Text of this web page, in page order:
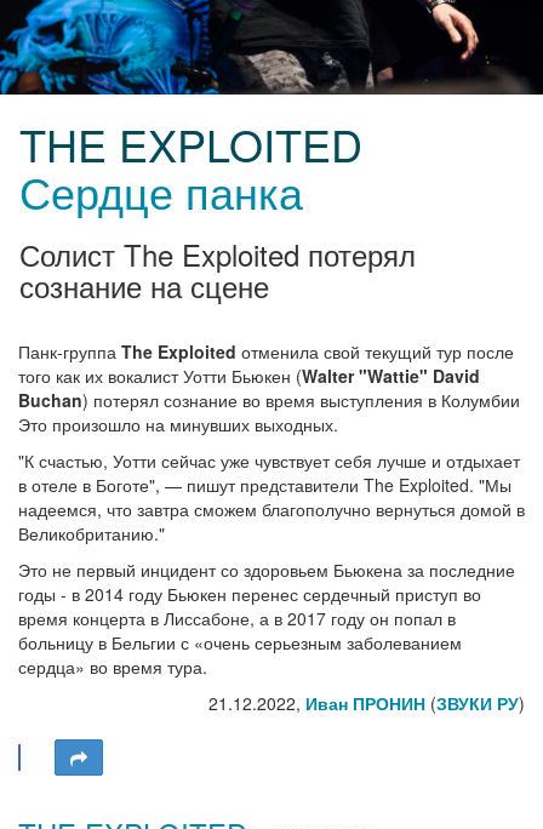
THE EXPLOITED
Сердце панка
Солист The Exploited потерял
сознание на сцене
Панк-группа The Exploited отменила свой текущий тур после
того как их вокалист Уотти Бьюкен (Walter "Wattie" David
Buchan) потерял сознание во время выступления в Колумбии
Это произошло на минувших выходных.
"К счастью, Уотти сейчас уже чувствует себя лучше и отдыхает
в отеле в Боготе", — пишут представители The Exploited. "Мы
надеемся, что завтра сможем благополучно вернуться домой в
Великобританию."
Это не первый инцидент со здоровьем Бьюкена за последние
годы - в 2014 году Бьюкен перенес сердечный приступ во
время концерта в Лиссабоне, а в 2017 году он попал в
больницу в Бельгии с «очень серьезным заболеванием
сердца» во время тура.
21.12.2022, Иван ПРОНИН (ЗВУКИ РУ)